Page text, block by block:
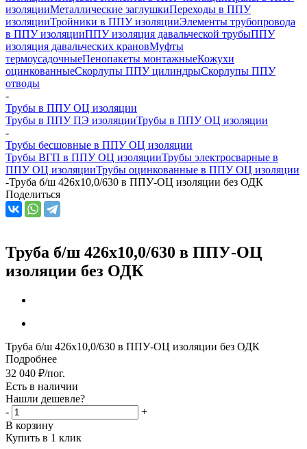
изоляцииМеталлические заглушкиПереходы в ППУ
изоляцииТройники в ППУ изоляцииЭлементы трубопровода
в ППУ изоляцииППУ изоляция давальческой трубыППУ
изоляция давальческих крановМуфты
термоусадочныеПенопакеты монтажныеКожухи
оцинкованныеСкорлупы ППУ цилиндрыСкорлупы ППУ
отводы
-
Трубы в ППУ ОЦ изоляции
Трубы в ППУ ПЭ изоляцииТрубы в ППУ ОЦ изоляции
-
Трубы бесшовные в ППУ ОЦ изоляции
Трубы ВГП в ППУ ОЦ изоляцииТрубы электросварные в
ППУ ОЦ изоляцииТрубы оцинкованные в ППУ ОЦ изоляции
-Труба б/ш 426х10,0/630 в ППУ-ОЦ изоляции без ОДК
Поделиться
Труба б/ш 426х10,0/630 в ППУ-ОЦ
изоляции без ОДК
Труба б/ш 426х10,0/630 в ППУ-ОЦ изоляции без ОДК
Подробнее
32 040 ₽/пог.
Есть в наличии
Нашли дешевле?
-
+
В корзину
Купить в 1 клик